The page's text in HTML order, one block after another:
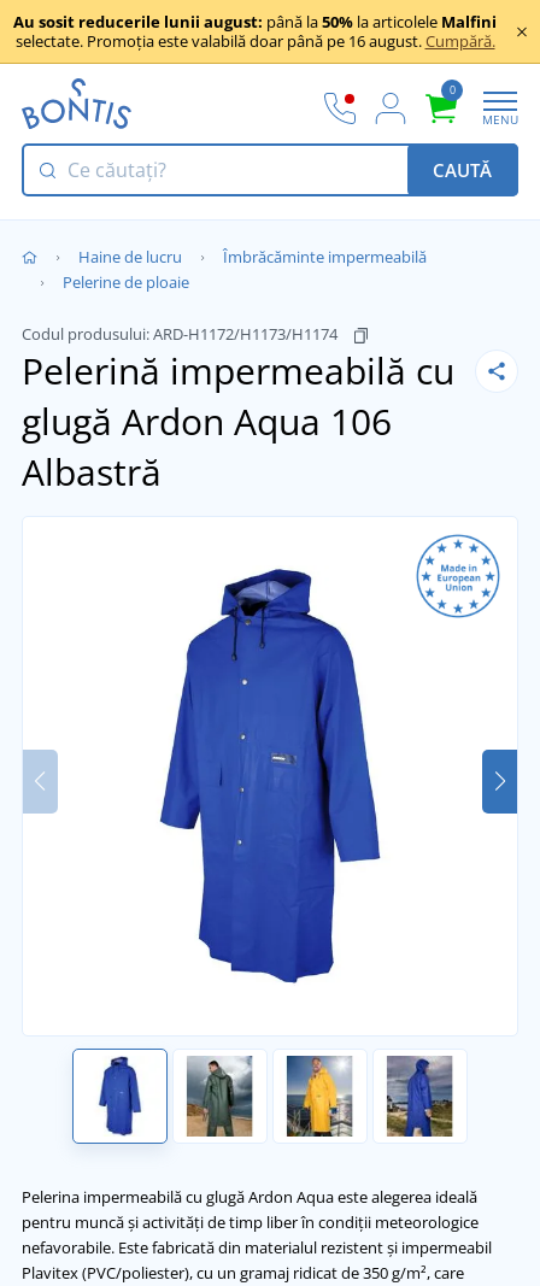
Au sosit reducerile lunii august: până la50% la articolele Malfini
selectate. Promoția este valabilă doar până pe 16 august.Cumpără.
0
MENU
CAUTĂ
Haine de lucru
Îmbrăcăminte impermeabilă
Pelerine de ploaie
Codul produsului:ARD-H1172/H1173/H1174
Pelerină impermeabilă cu
glugă Ardon Aqua 106
Albastră
Pelerina impermeabilă cu glugă Ardon Aqua este alegerea ideală
pentru muncă și activități de timp liber în condiții meteorologice
nefavorabile. Este fabricată din materialul rezistent și impermeabil
Plavitex (PVC/poliester), cu un gramaj ridicat de 350 g/m², care